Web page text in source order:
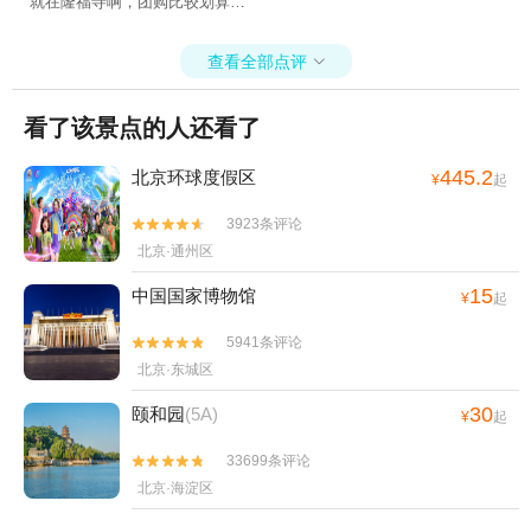
查看全部点评 
看了该景点的人还看了
北京环球度假区 ¥445.2起


3923条评论
北京·通州区
中国国家博物馆 ¥15起


5941条评论
北京·东城区
颐和园(5A) ¥30起


33699条评论
北京·海淀区